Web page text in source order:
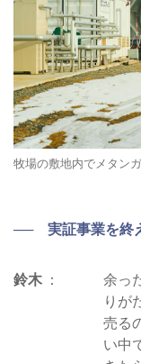
牧場の敷地内でメタン
── 実証事業を終
鈴木
余っ
りが
売る
い中